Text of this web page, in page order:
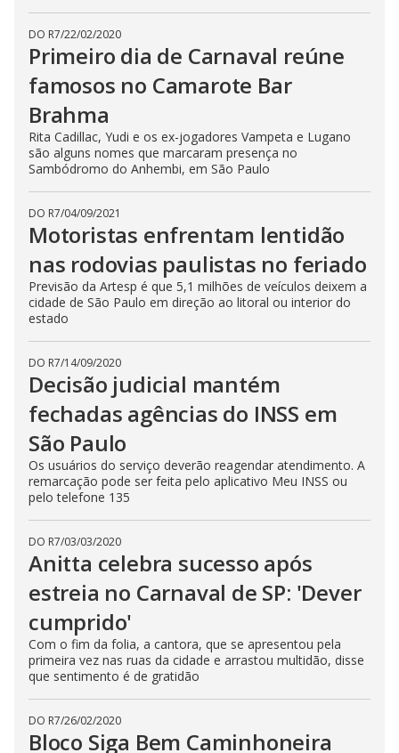
DO R7/22/02/2020
Primeiro dia de Carnaval reúne
famosos no Camarote Bar
Brahma
Rita Cadillac, Yudi e os ex-jogadores Vampeta e Lugano
são alguns nomes que marcaram presença no
Sambódromo do Anhembi, em São Paulo
DO R7/04/09/2021
Motoristas enfrentam lentidão
nas rodovias paulistas no feriado
Previsão da Artesp é que 5,1 milhões de veículos deixem a
cidade de São Paulo em direção ao litoral ou interior do
estado
DO R7/14/09/2020
Decisão judicial mantém
fechadas agências do INSS em
São Paulo
Os usuários do serviço deverão reagendar atendimento. A
remarcação pode ser feita pelo aplicativo Meu INSS ou
pelo telefone 135
DO R7/03/03/2020
Anitta celebra sucesso após
estreia no Carnaval de SP: 'Dever
cumprido'
Com o fim da folia, a cantora, que se apresentou pela
primeira vez nas ruas da cidade e arrastou multidão, disse
que sentimento é de gratidão
DO R7/26/02/2020
Bloco Siga Bem Caminhoneira